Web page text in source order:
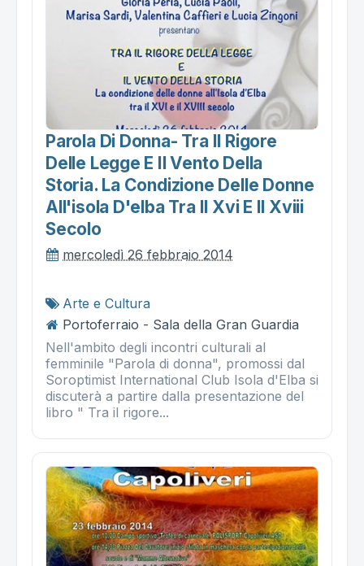
Parola Di Donna- Tra Il Rigore
Delle Legge E Il Vento Della
Storia. La Condizione Delle Donne
All'isola D'elba Tra Il Xvi E Il Xviii
Secolo
mercoledì 26 febbraio 2014
Arte e Cultura
Portoferraio - Sala della Gran Guardia
Nell'ambito degli incontri culturali al
femminile "Parola di donna", promossi dal
Soroptimist International Club Isola d'Elba si
discuterà a partire dalla presentazione del
libro " Tra il rigore...